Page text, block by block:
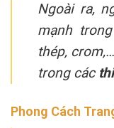
Ngoài ra,
mạnh
thép,
trong các
Phong Cách